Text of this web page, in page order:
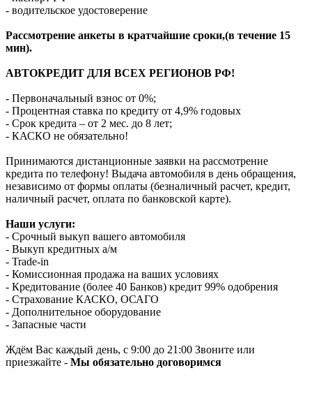
- водительское удостоверение
Рассмотрение анкеты в кратчайшие сроки,(в течение 15
мин).
АВТОКРЕДИТ ДЛЯ ВСЕХ РЕГИОНОВ РФ!
- Первоначальный взнос от 0%;
- Процентная ставка по кредиту от 4,9% годовых
- Срок кредита – от 2 мес. до 8 лет;
- КАСКО не обязательно!
Принимаются дистанционные заявки на рассмотрение
кредита по телефону! Выдача автомобиля в день обращения,
независимо от формы оплаты (безналичный расчет, кредит,
наличный расчет, оплата по банковской карте).
Наши услуги:
- Срочный выкуп вашего автомобиля
- Выкуп кредитных а/м
- Trade-in
- Комиссионная продажа на ваших условиях
- Кредитование (более 40 Банков) кредит 99% одобрения
- Страхование КАСКО, ОСАГО
- Дополнительное оборудование
- Запасные части
Ждём Вас каждый день, с 9:00 до 21:00 Звоните или
приезжайте - Мы обязательно договоримся